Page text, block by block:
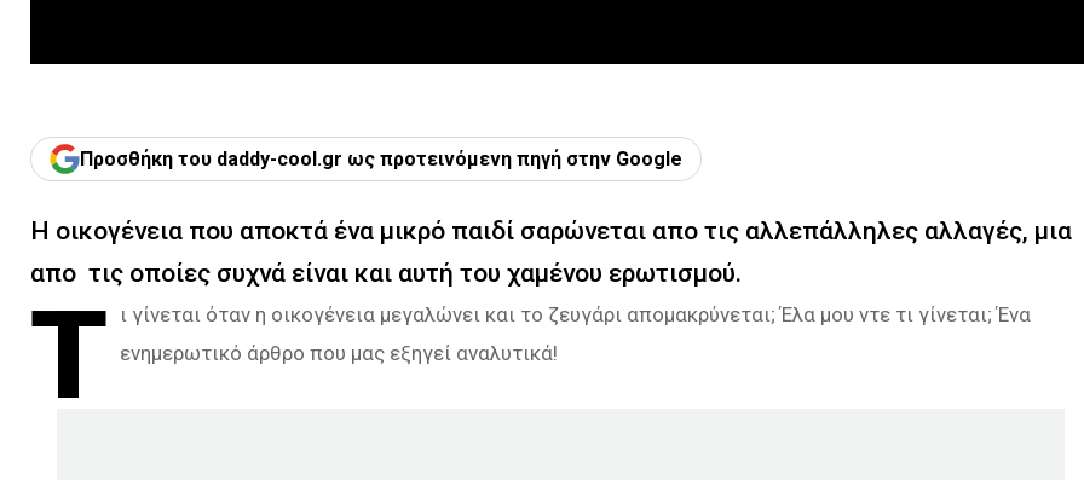
Προσθήκη του daddy-cool.gr ως προτεινόμενη πηγή στην Google
H οικογένεια που αποκτά ένα μικρό παιδί σαρώνεται απο τις αλλεπάλληλες αλλαγές, μια
απο τις οποίες συχνά είναι και αυτή του χαμένου ερωτισμού.
Τ
ι γίνεται όταν η οικογένεια μεγαλώνει και το ζευγάρι απομακρύνεται; Έλα μου ντε τι γίνεται; Ένα
ενημερωτικό άρθρο που μας εξηγεί αναλυτικά!